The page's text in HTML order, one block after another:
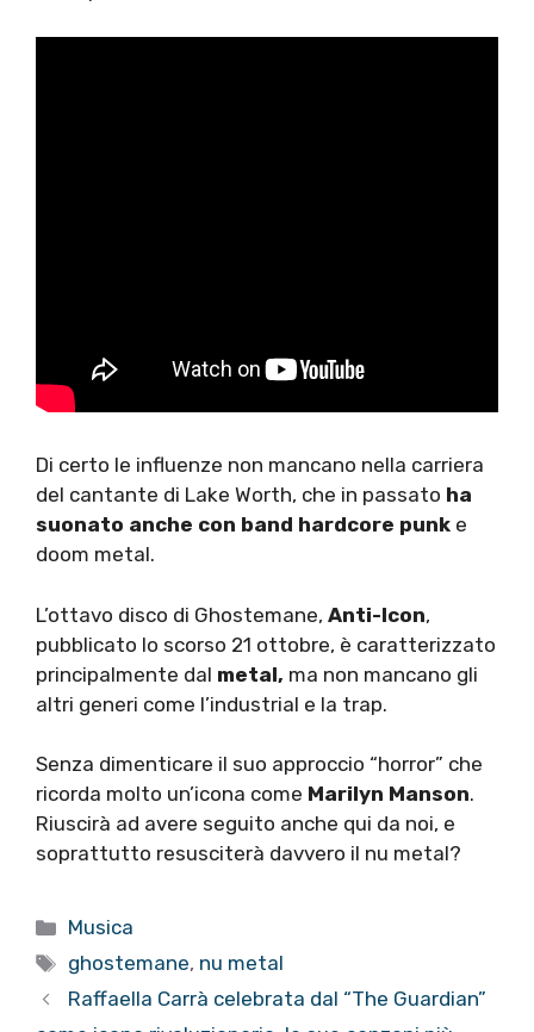
Di certo le influenze non mancano nella carriera
del cantante di Lake Worth, che in passato ha
suonato anche con band hardcore punk e
doom metal.
L’ottavo disco di Ghostemane, Anti-Icon,
pubblicato lo scorso 21 ottobre, è caratterizzato
principalmente dal metal, ma non mancano gli
altri generi come l’industrial e la trap.
Senza dimenticare il suo approccio “horror” che
ricorda molto un’icona come Marilyn Manson.
Riuscirà ad avere seguito anche qui da noi, e
soprattutto resusciterà davvero il nu metal?
Categorie
Musica
Tag
ghostemane, nu metal
Raffaella Carrà celebrata dal “The Guardian”